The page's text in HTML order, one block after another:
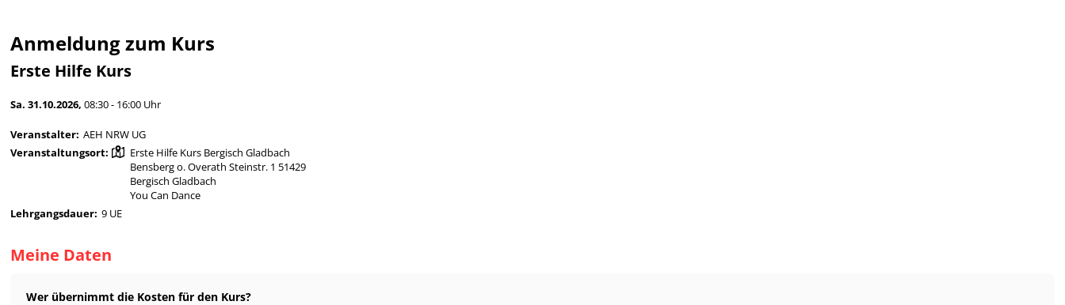
Anmeldung zum Kurs
Erste Hilfe Kurs
Sa. 31.10.2026,08:30 - 16:00 Uhr
Veranstalter: AEH NRW UG
Veranstaltungsort:
Erste Hilfe Kurs Bergisch Gladbach
Bensberg o. Overath Steinstr. 1 51429
Bergisch Gladbach
You Can Dance
Lehrgangsdauer: 9 UE
Meine Daten
Wer übernimmt die Kosten für den Kurs?